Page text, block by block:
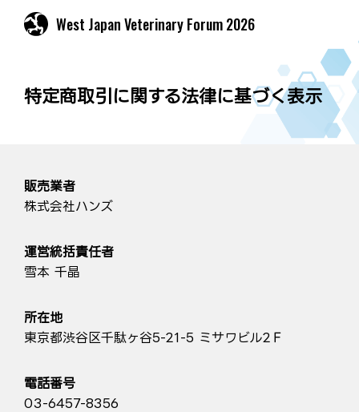
West Japan Veterinary Forum 2026
特定商取引に関する法律に基づく表示
販売業者
株式会社ハンズ
運営統括責任者
雪本 千晶
所在地
東京都渋谷区千駄ヶ谷5-21-5 ミサワビル2Ｆ
電話番号
03-6457-8356